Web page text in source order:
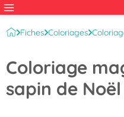
Fiches Coloriages
Coloriage
sapin de Noël